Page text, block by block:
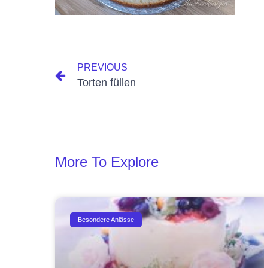
PREVIOUS
Torten füllen
More To Explore
Besondere Anlässe